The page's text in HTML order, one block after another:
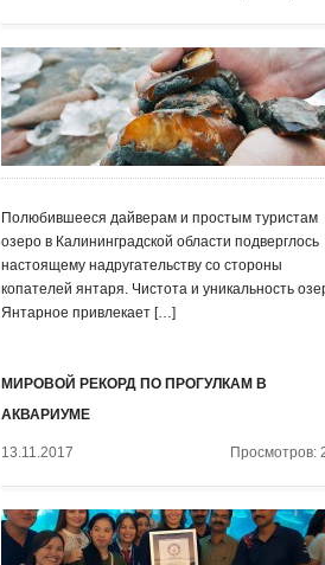
Полюбившееся дайверам и простым туристам
озеро в Калининградской области подверглось
настоящему надругательству со стороны
копателей янтаря. Чистота и уникальность
Янтарное привлекает […]
МИРОВОЙ РЕКОРД ПО ПРОГУЛКАМ В
АКВАРИУМЕ
13.11.2017 Просмотров: